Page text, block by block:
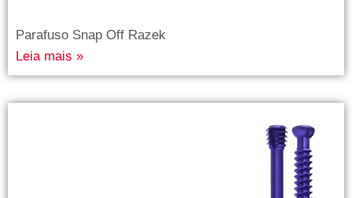
Parafuso Snap Off Razek
Leia mais »